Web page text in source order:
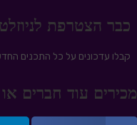
כבר הצטרפת
קבלו עדכונים על כל התכנים
מכירים עוד חברים